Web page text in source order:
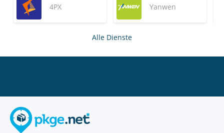
4PX Yanwen
Alle Dienste